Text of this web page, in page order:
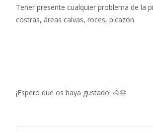
Tener presente cualquier problema de la
costras, áreas calvas, roces, picazón.
¡Espero que os haya gustado! 🐴🐶